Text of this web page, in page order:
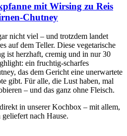
mit Wirsing zu Reis
Chutney
nicht viel – und trotzdem landet
auf dem Teller. Diese vegetarische
ist herzhaft, cremig und in nur 30
ein fruchtig-scharfes
das dem Gericht eine unerwartete
gibt. Für alle, die Lust haben, mal
– und das ganz ohne Fleisch.
in unserer Kochbox – mit allem,
nach Hause.